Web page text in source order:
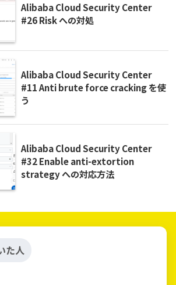
Alibaba Cloud Security Center
#26 Risk への対処
Alibaba Cloud Security Center
#11 Anti brute force cracking を使
う
Alibaba Cloud Security Center
#32 Enable anti-extortion
strategy への対応方法
た人